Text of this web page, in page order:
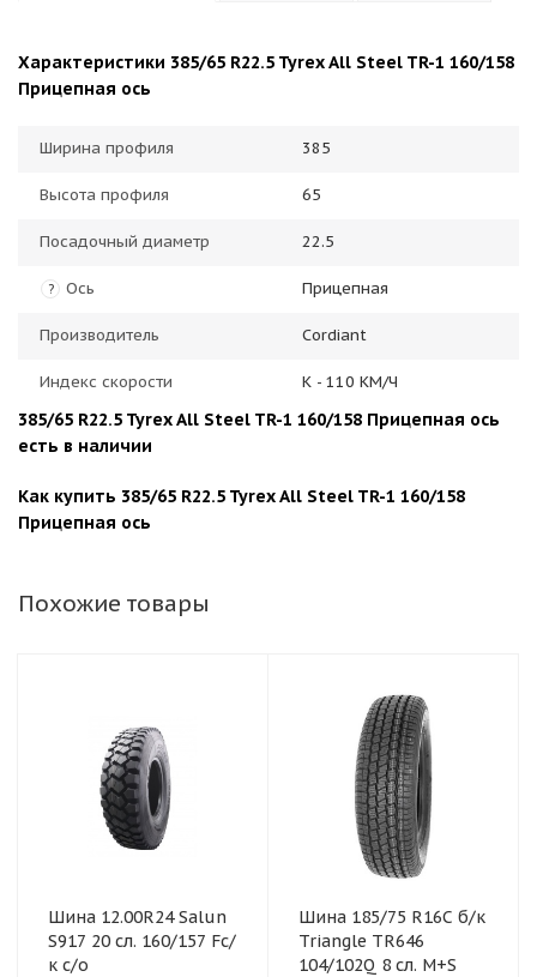
Характеристики 385/65 R22.5 Tyrex All Steel TR-1 160/158
Прицепная ось
Ширина профиля 385
Высота профиля 65
Посадочный диаметр 22.5
? Ось Прицепная
Производитель Cordiant
Индекс скорости К - 110 КМ/Ч
385/65 R22.5 Tyrex All Steel TR-1 160/158 Прицепная ось
есть в наличии
Как купить 385/65 R22.5 Tyrex All Steel TR-1 160/158
Прицепная ось
Похожие товары
Шина 12.00R24 Salun
S917 20 сл. 160/157 Fс/
к с/о
Шина 185/75 R16C б/к
Triangle TR646
104/102Q 8 сл. M+S